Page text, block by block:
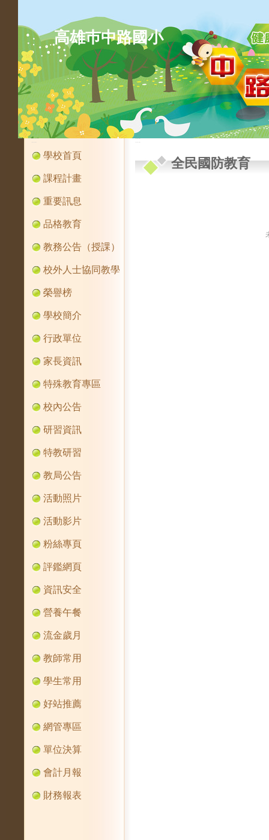
高雄巿中路國小
:::
學校首頁
課程計畫
重要訊息
品格教育
教務公告（授課）
校外人士協同教學
榮譽榜
學校簡介
行政單位
家長資訊
特殊教育專區
校內公告
研習資訊
特教研習
教局公告
活動照片
活動影片
粉絲專頁
評鑑網頁
資訊安全
營養午餐
流金歲月
教師常用
學生常用
好站推薦
網管專區
單位決算
會計月報
財務報表
:::
全民國防教育